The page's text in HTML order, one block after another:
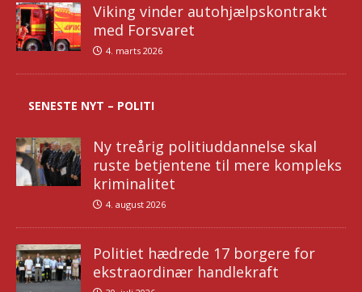
Viking vinder autohjælpskontrakt
med Forsvaret
4. marts 2026
SENESTE NYT – POLITI
Ny treårig politiuddannelse skal
ruste betjentene til mere kompleks
kriminalitet
4. august 2026
Politiet hædrede 17 borgere for
ekstraordinær handlekraft